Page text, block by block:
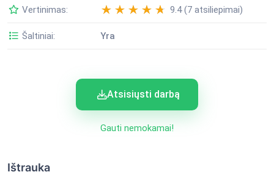
Vertinimas: 9.4 (7 atsiliepimai)
Šaltiniai: Yra
Atsisiųsti darbą
Gauti nemokamai!
Ištrauka